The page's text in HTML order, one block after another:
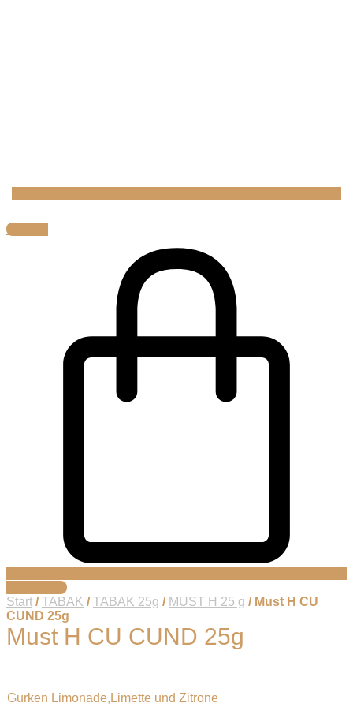
0,00
Warenkorb
Start /TABAK /TABAK 25g / MUST H 25 g / Must H CU
CUND 25g
Must H CU CUND 25g
Gurken Limonade,Limette und Zitrone